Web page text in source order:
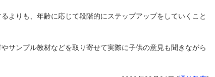
よりも、年齢に応じて段階的にステップアップをしていくこと
サンプル教材などを取り寄せて実際に子供の意見も聞きながら